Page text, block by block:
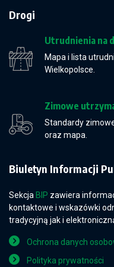
Drogi
Utrudnienia na
Mapa i lista
Wielkopolsce.
Zimowe
Standardy
oraz mapa.
Biuletyn Informacji
Sekcja BIP zawiera
kontaktowe i wskazówki
tradycyjną jak i
Ochrona danych
Polityka prywatności